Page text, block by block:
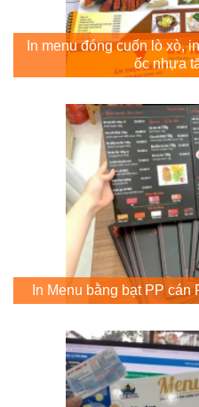
In menu đóng cuốn lò xò,
ốc nhựa
In Menu bằng bạt PP